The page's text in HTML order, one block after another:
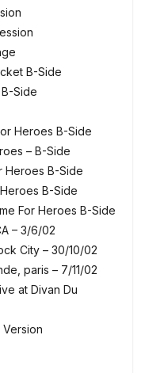
B-Side
Side
Heroes B-Side
– B-Side
Heroes B-Side
B-Side
For Heroes B-Side
– 3/6/02
City – 30/10/02
paris – 7/11/02
at Divan Du
Version